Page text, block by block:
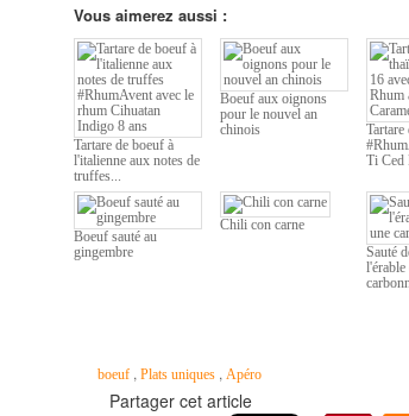
Vous aimerez aussi :
Tartare de boeuf à
l'italienne aux notes de
truffes...
Boeuf aux oignons
pour le nouvel an
chinois
Tartare
Ti Ced
Boeuf sauté au
gingembre
Chili con carne
Sauté
l'érable
boeuf , Plats uniques , Apéro
Partager cet article